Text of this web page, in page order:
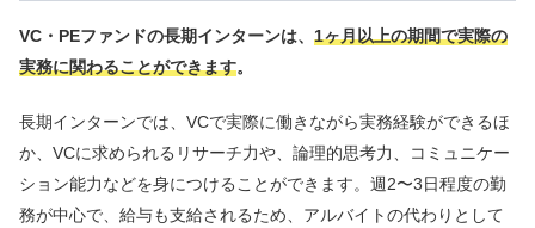
VC・PEファンドの長期インターンは、 1ヶ月以上の期間で実際の
実務に関わることができます。
長期インターンでは、VCで実際に働きながら実務経験ができるほ
か、VCに求められるリサーチ力や、論理的思考力、コミュニケー
ション能力などを身につけることができます。週2〜3日程度の勤
務が中心で、給与も支給されるため、アルバイトの代わりとして